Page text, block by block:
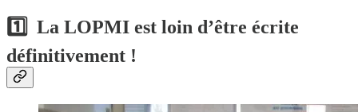
1️⃣ La LOPMI est loin d’être écrite
définitivement !